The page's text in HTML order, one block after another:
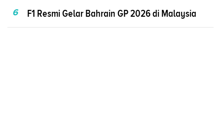
6 F1 Resmi Gelar Bahrain GP 2026 di Malaysia